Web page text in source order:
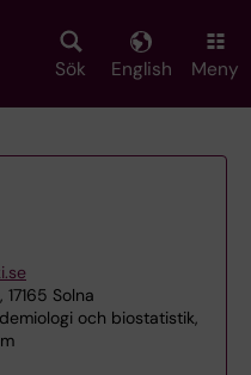
Sök English Meny
Solna
och biostatistik,